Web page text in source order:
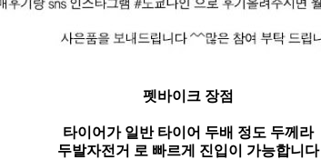
펫바이크 장점
타이어가 일반 타이어 두배 정도 두께라
두발자전거 로 빠르게 진입이 가능합니다